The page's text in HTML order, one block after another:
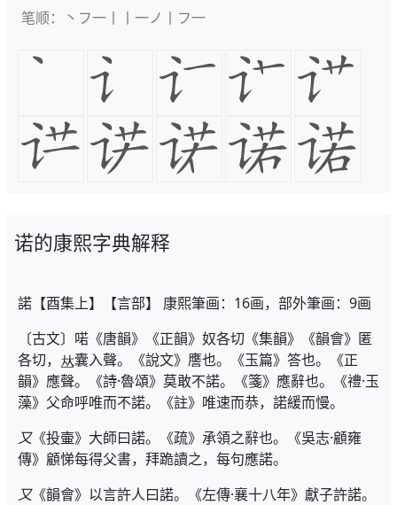
笔顺：丶フ一丨丨一ノ丨フ一
诺的康熙字典解释
諾【酉集上】【言部】 康熙筆画：16画，部外筆画：9画
〔古文〕喏《唐韻》《正韻》奴各切《集韻》《韻會》匿
各切，
囊入聲。《說文》譍也。《玉篇》答也。《正
韻》應聲。《詩·魯頌》莫敢不諾。《箋》應辭也。《禮·玉
藻》父命呼唯而不諾。《註》唯速而恭，諾緩而慢。
又《投壷》大師曰諾。《疏》承領之辭也。《吳志·顧雍
傳》顧悌每得父書，拜跪讀之，每句應諾。
又《韻會》以言許人曰諾。《左傳·襄十八年》獻子許諾。